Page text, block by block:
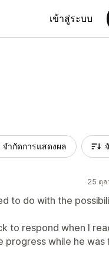
เข้าสู่ระบบ
จำกัดการแสดงผล
25 ตุ
to do with the
to respond when I
while he was